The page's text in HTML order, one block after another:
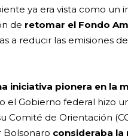
ya era vista como un
de retomar el Fondo
a reducir las emisiones
iniciativa pionera en la
el Gobierno federal hizo
Comité de Orientación
Bolsonaro consideraba